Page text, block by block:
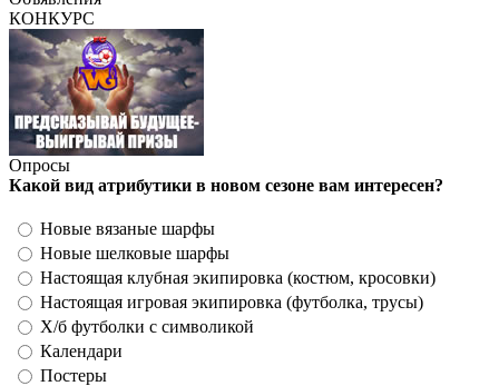
КОНКУРС
Опросы
Какой вид атрибутики в новом сезоне вам интересен?
Новые вязаные шарфы
Новые шелковые шарфы
Настоящая клубная экипировка (костюм, кросовки)
Настоящая игровая экипировка (футболка, трусы)
Х/б футболки с символикой
Календари
Постеры